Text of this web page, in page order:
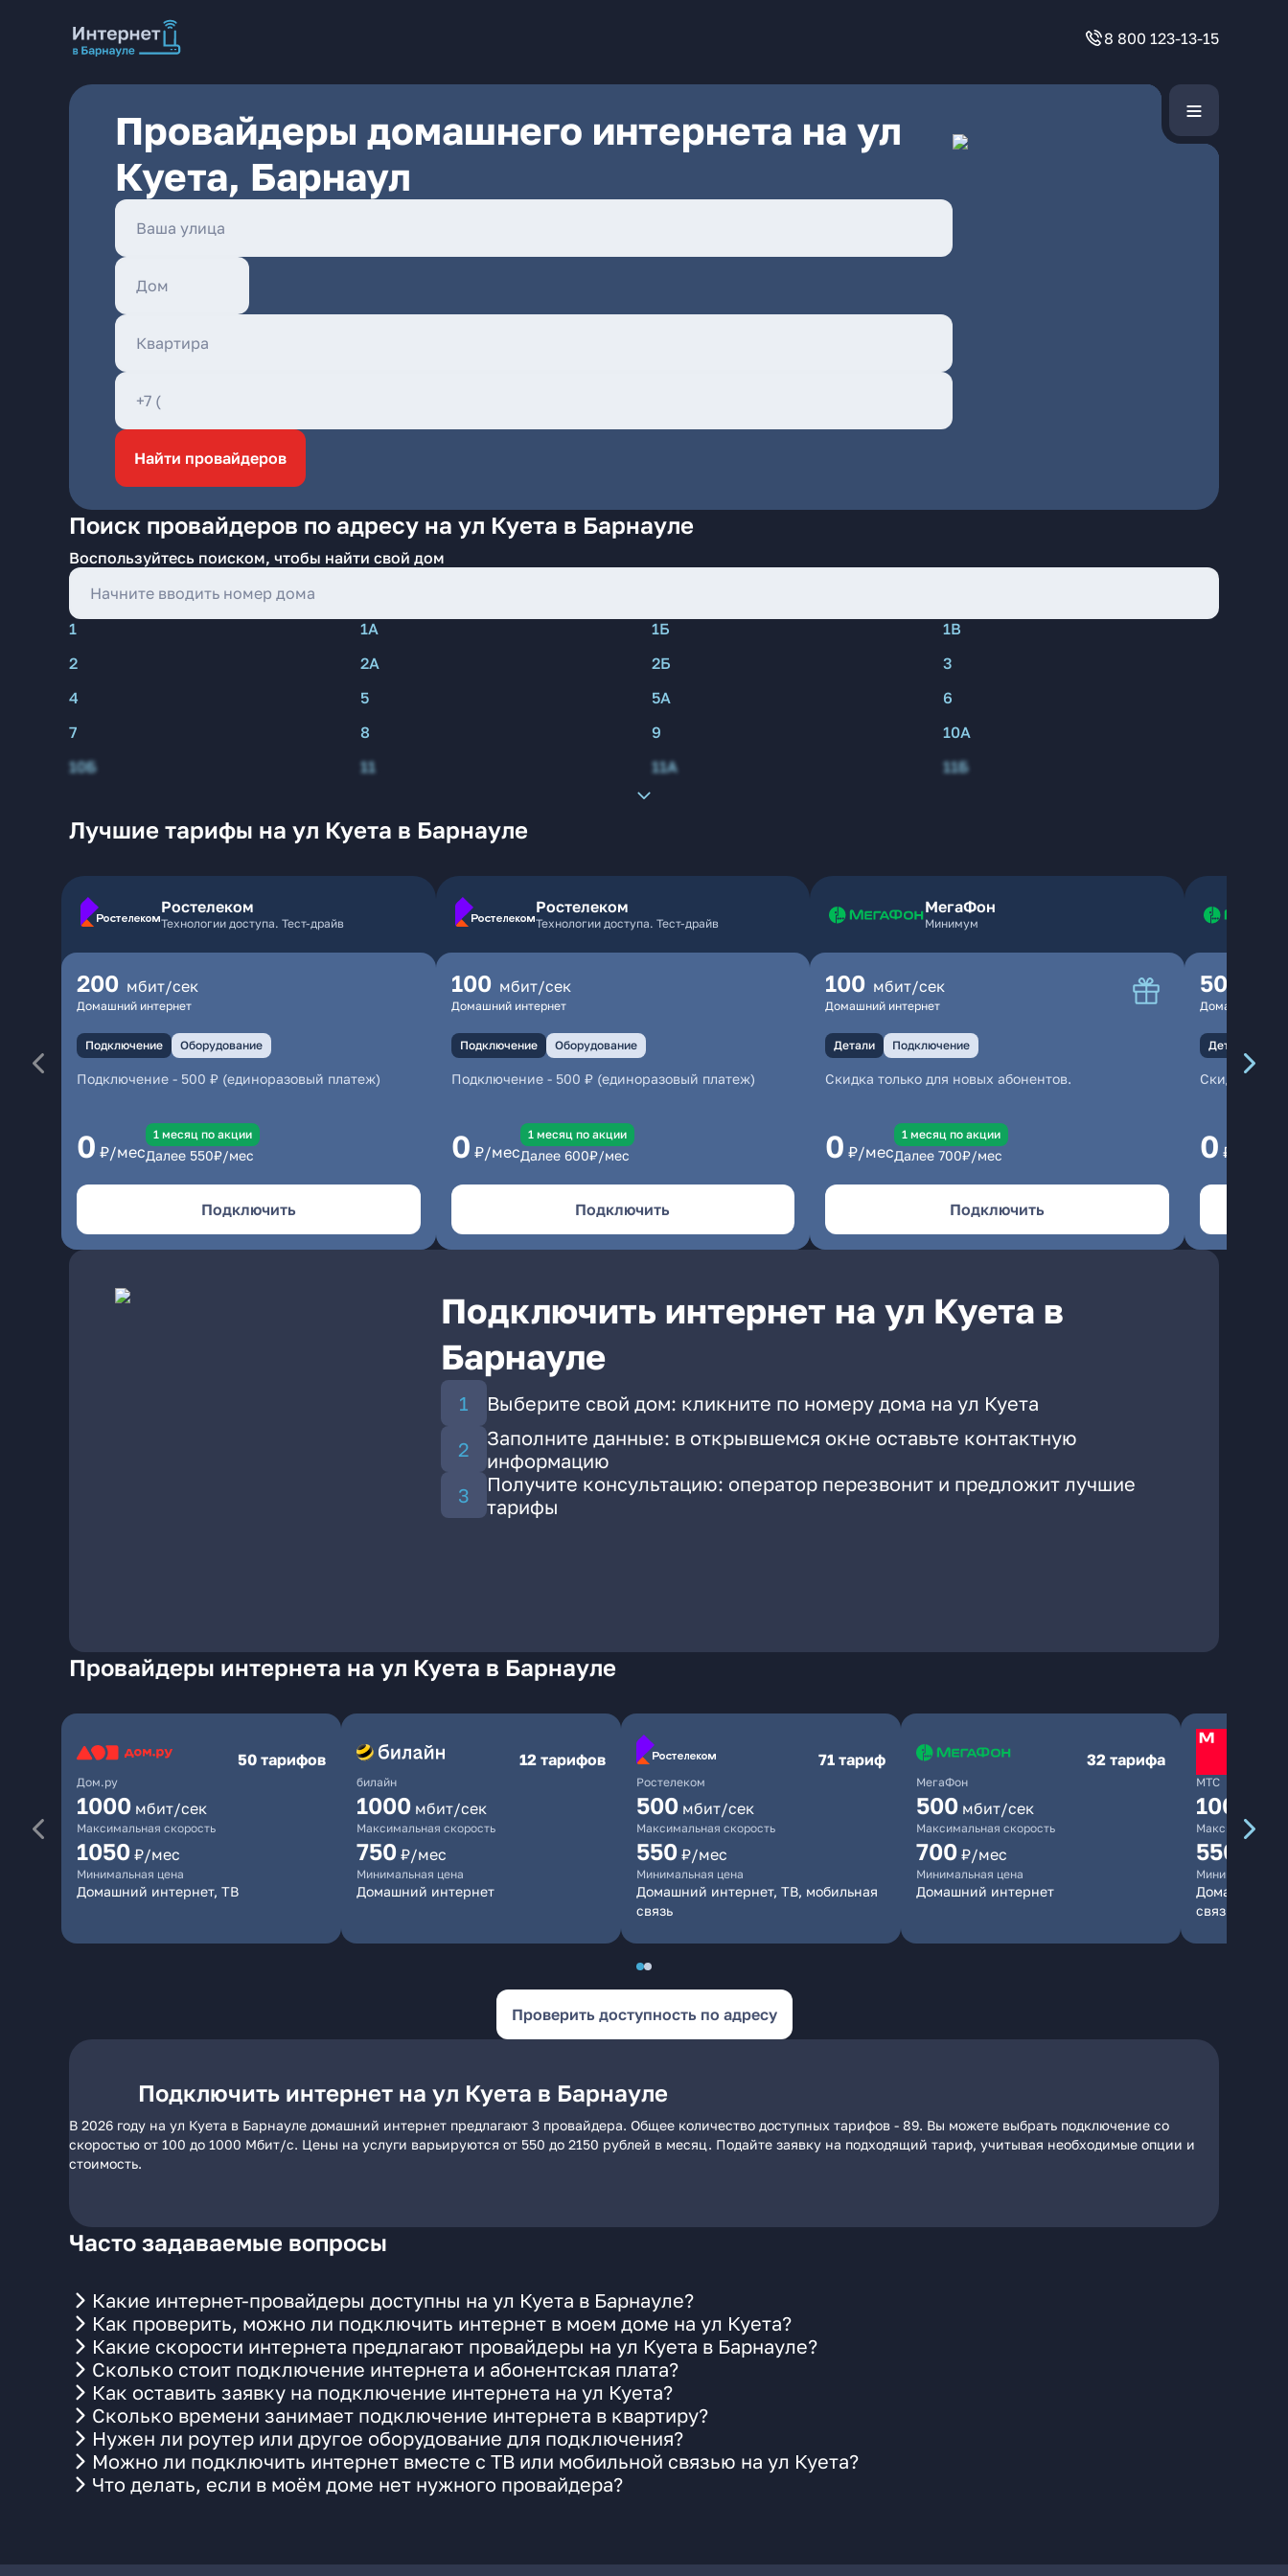
8 800 123-13-15
Провайдеры домашнего интернета на ул
Куета, Барнаул
Найти провайдеров
Поиск провайдеров по адресу на ул Куета в Барнауле
Воспользуйтесь поиском, чтобы найти свой дом
1 1А 1Б
1В
2
2А 2Б
3
4
5 5А
6
7
8 9
10А
10Б
11 11А 11Б
Лучшие тарифы на ул Куета в Барнауле
Ростелеком
Технологии доступа. Тест-драйв
200 мбит/сек
Домашний интернет
Подключение Оборудование
Подключение - 500 ₽ (единоразовый платеж)
0 ₽/мес
1 месяц по акции
Далее 550₽/мес
Подключить
Ростелеком
Технологии доступа. Тест-драйв
100 мбит/сек
Домашний интернет
Подключение Оборудование
Подключение- 500 ₽ (единоразовый платеж)
0 ₽/мес
1 месяц по акции
Далее 600₽/мес
Подключить
МегаФон
Минимум
100 мбит/сек
Домашний интернет
Детали Подключение
Скидка только для новых абонентов.
0 ₽/мес
1 месяц по акции
Далее 700₽/мес
Подключить
500
Домашний
Детали
Скидка
0 ₽/мес
Подключить интернет на ул Куета в
Барнауле
Выберите свой дом: кликните по номеру дома на ул Куета
Заполните данные: в открывшемся окне оставьте контактную
информацию
Получите консультацию: оператор перезвонит и предложит лучшие
тарифы
Провайдеры интернета на ул Куета в Барнауле
Дом.ру
50 тарифов
1000 мбит/сек
Максимальная скорость
1050 ₽/мес
Минимальная цена
Домашний интернет, ТВ
билайн
12 тарифов
1000 мбит/сек
Максимальная скорость
750 ₽/мес
Минимальная цена
Домашний интернет
Ростелеком
71 тариф
500 мбит/сек
Максимальная скорость
550 ₽/мес
Минимальная цена
Домашний интернет, ТВ, мобильная
связь
МегаФон
32 тарифа
500 мбит/сек
Максимальная скорость
700 ₽/мес
Минимальная цена
Домашний интернет
МТС
1000
Максимальная
550
Минимальная
Домашний
связь
Проверить доступность по адресу
Подключить интернет на ул Куета в Барнауле
В 2026 году на ул Куета в Барнауле домашний интернет предлагают 3 провайдера. Общее количество доступных тарифов - 89. Вы можете выбрать подключение со
скоростью от 100 до 1000 Мбит/с. Цены на услуги варьируются от 550 до 2150 рублей в месяц. Подайте заявку на подходящий тариф, учитывая необходимые опции и
стоимость.
Часто задаваемые вопросы
Какие интернет-провайдеры доступны на ул Куета в Барнауле?
Как проверить, можно ли подключить интернет в моем доме на ул Куета?
Какие скорости интернета предлагают провайдеры на ул Куета в Барнауле?
Сколько стоит подключение интернета и абонентская плата?
Как оставить заявку на подключение интернета на ул Куета?
Сколько времени занимает подключение интернета в квартиру?
Нужен ли роутер или другое оборудование для подключения?
Можно ли подключить интернет вместе с ТВ или мобильной связью на ул Куета?
Что делать, если в моём доме нет нужного провайдера?